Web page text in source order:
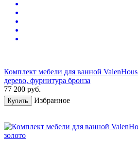
Комплект мебели для ванной
дерево, фурнитура бронза
77 200 руб.
Купить Избранное